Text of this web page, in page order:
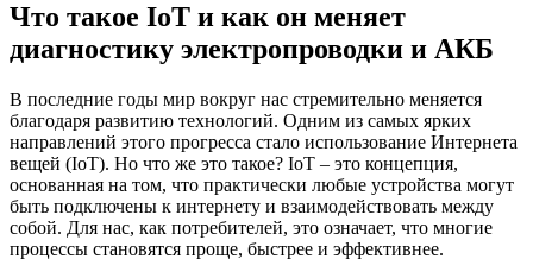
Что такое IoT и как он меняет
диагностику электропроводки и АКБ
В последние годы мир вокруг нас стремительно меняется
благодаря развитию технологий. Одним из самых ярких
направлений этого прогресса стало использование Интернета
вещей (IoT). Но что же это такое? IoT – это концепция,
основанная на том, что практически любые устройства могут
быть подключены к интернету и взаимодействовать между
собой. Для нас, как потребителей, это означает, что многие
процессы становятся проще, быстрее и эффективнее.